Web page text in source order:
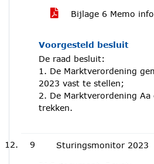
Bijlage 6 Memo
Voorgesteld besluit
De raad besluit:
1. De Marktverordening
2023 vast te stellen;
2. De Marktverordening
trekken.
9 Sturingsmonitor 2023